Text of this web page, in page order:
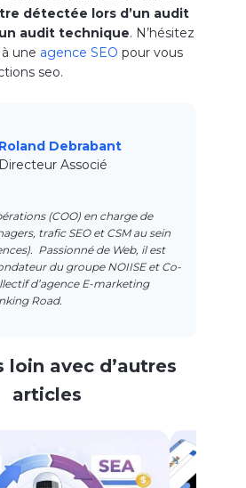
détectée lors d’un audit
audit technique. N’hésitez
une agence SEO pour vous
seo.
Roland Debrabant
Directeur Associé
(COO) en charge de
trafic SEO et CSM au sein
Passionné de Web, il est
du groupe NOIISE et Co-
d’agence E-marketing
Road.
loin avec d’autres
articles